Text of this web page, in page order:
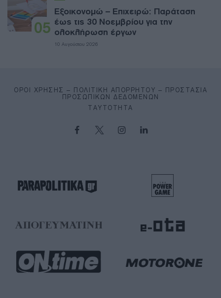
05
Εξοικονομώ – Επιχειρώ: Παράταση
έως τις 30 Νοεμβρίου για την
ολοκλήρωση έργων
10 Αυγούστου 2026
ΌΡΟΙ ΧΡΉΣΗΣ – ΠΟΛΙΤΙΚΉ ΑΠΟΡΡΉΤΟΥ – ΠΡΟΣΤΑΣΊΑ
ΠΡΟΣΩΠΙΚΏΝ ΔΕΔΟΜΈΝΩΝ
ΤΑΥΤΌΤΗΤΑ